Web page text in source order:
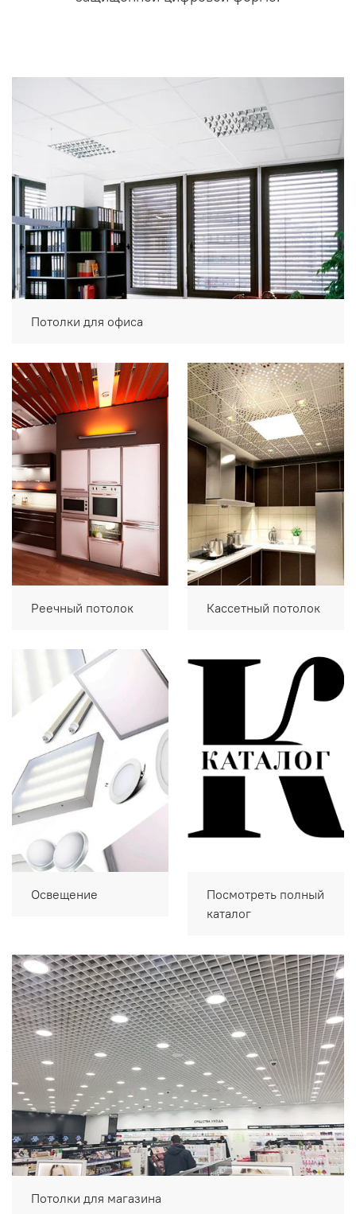
Потолки для офиса
Реечный потолок Кассетный потолок
Освещение
Посмотреть полный
каталог
Потолки для магазина